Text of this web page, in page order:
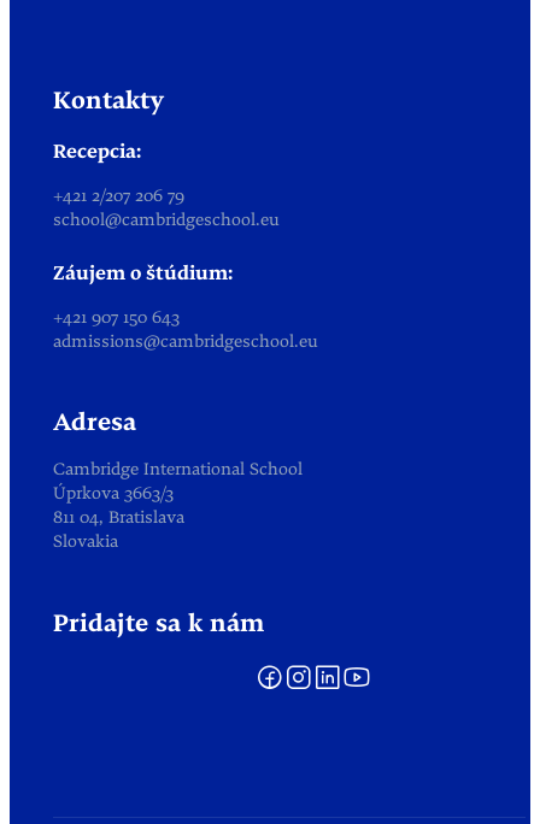
Kontakty
Recepcia:
+421 2/207 206 79
school@cambridgeschool.eu
Záujem o štúdium:
+421 907 150 643
admissions@cambridgeschool.eu
Adresa
Cambridge International School
Úprkova 3663/3
811 04, Bratislava
Slovakia
Pridajte sa k nám